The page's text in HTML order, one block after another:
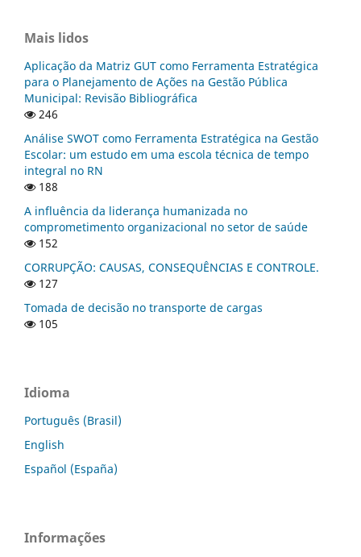
Mais lidos
Aplicação da Matriz GUT como Ferramenta Estratégica
para o Planejamento de Ações na Gestão Pública
Municipal: Revisão Bibliográfica
246
Análise SWOT como Ferramenta Estratégica na Gestão
Escolar: um estudo em uma escola técnica de tempo
integral no RN
188
A influência da liderança humanizada no
comprometimento organizacional no setor de saúde
152
CORRUPÇÃO: CAUSAS, CONSEQUÊNCIAS E CONTROLE.
127
Tomada de decisão no transporte de cargas
105
Idioma
Português (Brasil)
English
Español (España)
Informações